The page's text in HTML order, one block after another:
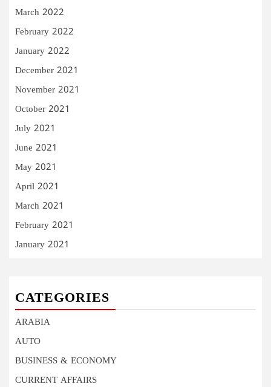
March 2022
February 2022
January 2022
December 2021
November 2021
October 2021
July 2021
June 2021
May 2021
April 2021
March 2021
February 2021
January 2021
CATEGORIES
ARABIA
AUTO
BUSINESS & ECONOMY
CURRENT AFFAIRS